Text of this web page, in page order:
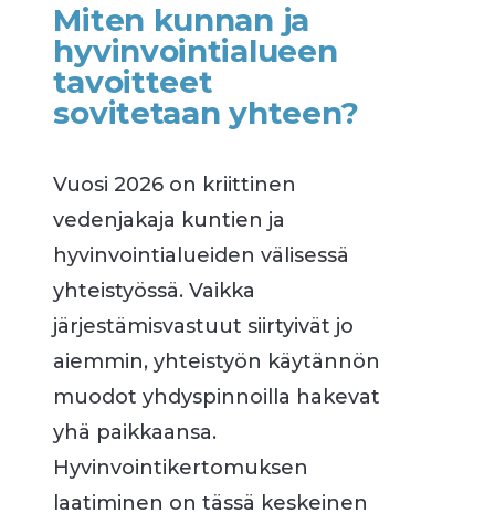
Miten kunnan ja
hyvinvointialueen
tavoitteet
sovitetaan yhteen?
Vuosi 2026 on kriittinen
vedenjakaja kuntien ja
hyvinvointialueiden välisessä
yhteistyössä. Vaikka
järjestämisvastuut siirtyivät jo
aiemmin, yhteistyön käytännön
muodot yhdyspinnoilla hakevat
yhä paikkaansa.
Hyvinvointikertomuksen
laatiminen on tässä keskeinen